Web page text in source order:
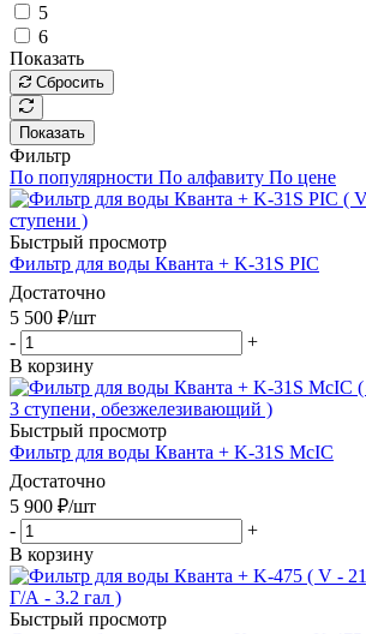
5
6
Показать
Сбросить
Показать
Фильтр
По популярности По алфавиту По цене
Быстрый просмотр
Фильтр для воды Кванта + K-31S PIC
Достаточно
5 500 ₽/шт
-
+
В корзину
Быстрый просмотр
Фильтр для воды Кванта + K-31S McIC
Достаточно
5 900 ₽/шт
-
+
В корзину
Быстрый просмотр